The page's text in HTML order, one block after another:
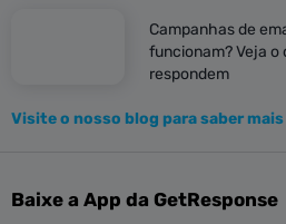
Campanhas de
funcionam? Veja o
respondem
Visite o nosso blog para saber mais
Baixe a App da GetResponse